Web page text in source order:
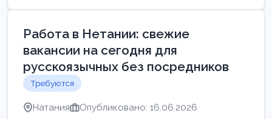
Работа в Нетании: свежие
вакансии на сегодня для
русскоязычных без посредников
Требуются
Натания Опубликовано: 16.06.2026